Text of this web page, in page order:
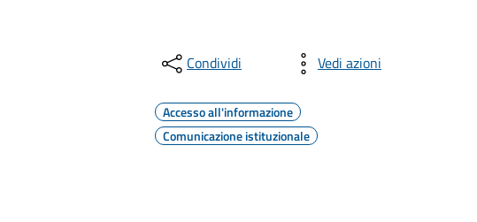
Condividi Vedi azioni
Accesso all'informazione
Comunicazione istituzionale